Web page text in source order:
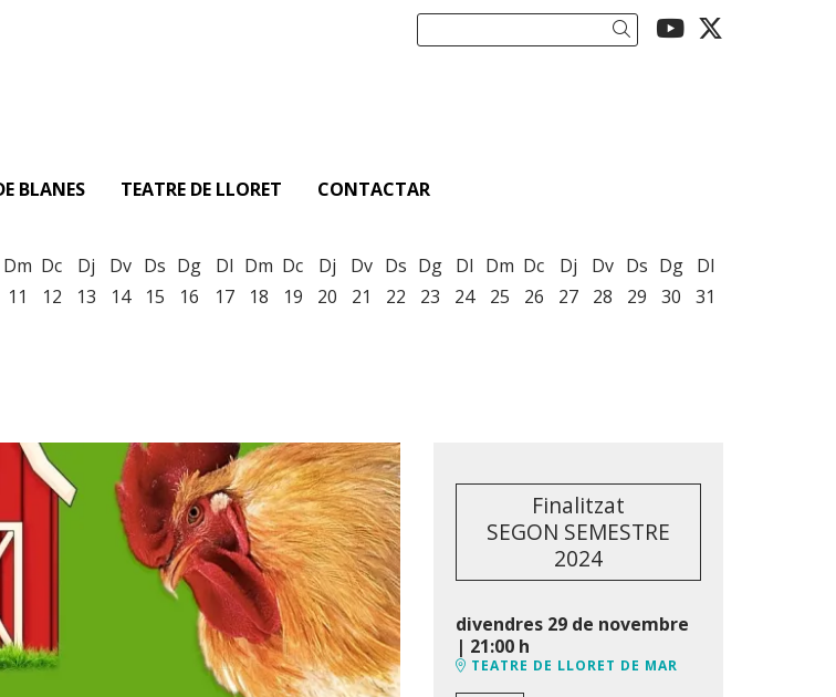
Link a
Cercar
BLANES TEATRE DE LLORET CONTACTAR
Dm
11
Dc
12
Dj
13
Dv
14
Ds
15
Dg
16
Dl
17
Dm
18
Dc
19
Dj
20
Dv
21
Ds
22
Dg
23
Dl
24
Dm
25
Dc
26
Dj
27
Dv
28
Ds
29
Dg
30
Dl
31
Finalitzat
SEGON SEMESTRE
2024
divendres 29 de novembre
| 21:00 h
TEATRE DE LLORET DE MAR